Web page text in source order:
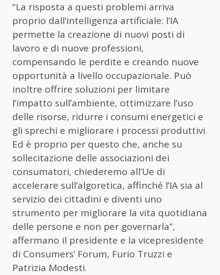
“La risposta a questi problemi arriva
proprio dall’intelligenza artificiale: l’IA
permette la creazione di nuovi posti di
lavoro e di nuove professioni,
compensando le perdite e creando nuove
opportunità a livello occupazionale. Può
inoltre offrire soluzioni per limitare
l’impatto sull’ambiente, ottimizzare l’uso
delle risorse, ridurre i consumi energetici e
gli sprechi e migliorare i processi produttivi.
Ed è proprio per questo che, anche su
sollecitazione delle associazioni dei
consumatori, chiederemo all’Ue di
accelerare sull’algoretica, affinché l’IA sia al
servizio dei cittadini e diventi uno
strumento per migliorare la vita quotidiana
delle persone e non per governarla”,
affermano il presidente e la vicepresidente
di Consumers’ Forum, Furio Truzzi e
Patrizia Modesti.